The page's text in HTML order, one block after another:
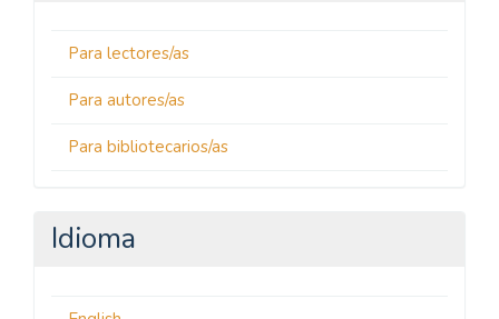
Para lectores/as
Para autores/as
Para bibliotecarios/as
Idioma